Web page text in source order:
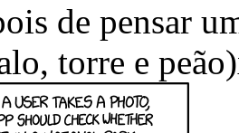
de pensar
torre e